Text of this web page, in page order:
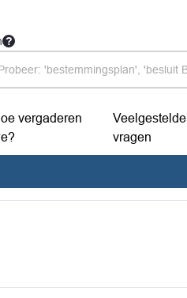
vergaderen
Veelgestelde
vragen